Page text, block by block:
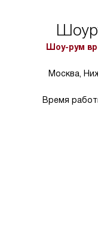
Шоу-рум
Москва,
Время